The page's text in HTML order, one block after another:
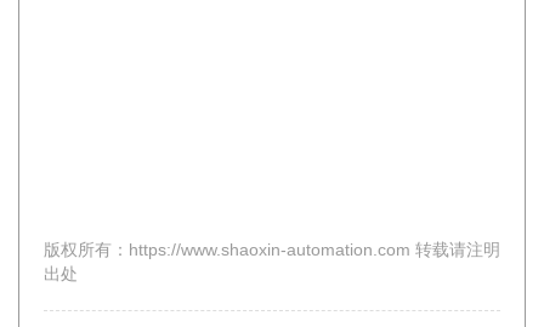
版权所有：https://www.shaoxin-automation.com 转载请注明
出处